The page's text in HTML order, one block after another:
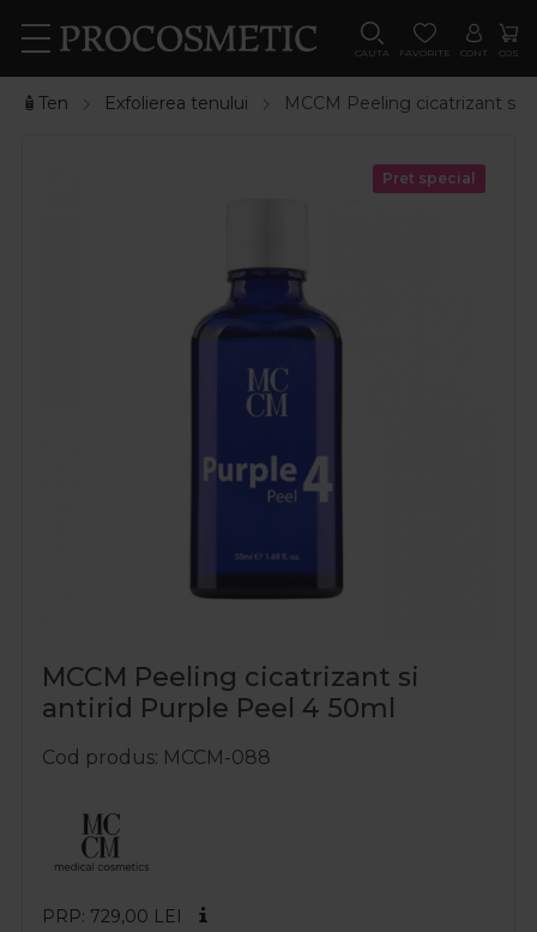
CAUTA FAVORITE CONT COS
🧴Ten Exfolierea tenului MCCM Peeling cicatrizant si
Pret special
MCCM Peeling cicatrizant si
antirid Purple Peel 4 50ml
Cod produs MCCM-088
PRP: 729,00 LEI